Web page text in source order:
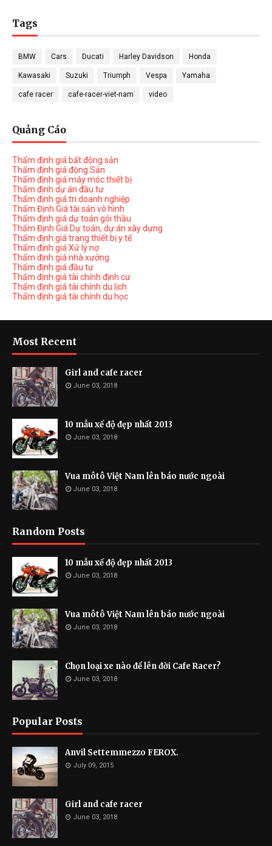
Tags
BMW Cars Ducati Harley Davidson Honda
Kawasaki Suzuki Triumph Vespa Yamaha
cafe racer cafe-racer-viet-nam video
Quảng Cáo
Thẩm định giá bất động sản
Thẩm định giá động Sản
Thẩm định giá máy móc thiết bị
Thẩm định dự án đầu tư
Thẩm định giá tri doanh nghiệp
Thẩm Định Giá tài sản vô hình
Thẩm định giá dự toán gói thầu
Thẩm Định Giá Dự toán, dự án xây dựng
Thẩm định giá trang thiết bị y tế
Thẩm định giá Xử lý nợ
Thẩm định giá nhà xưởng
Thẩm định giá đầu tư
Thẩm định giá tài chính định cư
Thẩm định giá tài chính du lịch
Thẩm định giá tài chính du học
Most Recent
Girl and cafe racer
June 03, 2018
10 mẫu xế độ đẹp nhất 2013
June 03, 2018
Vua môtô Việt Nam lên báo nước ngoài
June 03, 2018
Random Posts
10 mẫu xế độ đẹp nhất 2013
June 03, 2018
Vua môtô Việt Nam lên báo nước ngoài
June 03, 2018
Chọn loại xe nào để lên đời Cafe Racer?
June 03, 2018
Popular Posts
Anvil Settemmezzo FEROX.
July 09, 2015
Girl and cafe racer
June 03, 2018